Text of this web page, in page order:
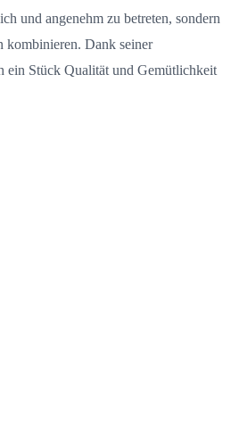
und angenehm zu betreten, sondern
kombinieren. Dank seiner
ein Stück Qualität und Gemütlichkeit